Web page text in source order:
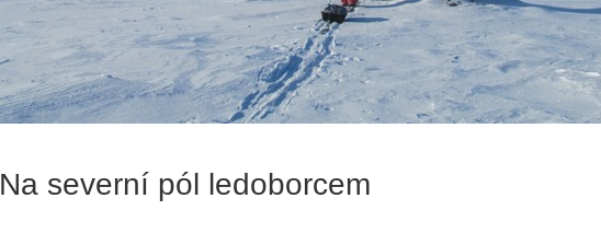
Na severní pól ledoborcem